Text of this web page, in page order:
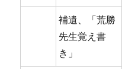
補遺、「荒勝
先生覚え書
き」